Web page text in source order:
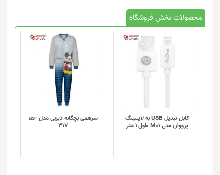
محصولات بخش فروشگاه
کابل تبدیل USB به لایتنینگ
پرووان مدل M01 طول 1 متر
سرهمی بچگانه دیزنی مدل as-
317